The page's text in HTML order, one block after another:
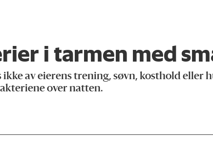
i tarmen med
av eierens trening, søvn, kosthold eller
over natten.